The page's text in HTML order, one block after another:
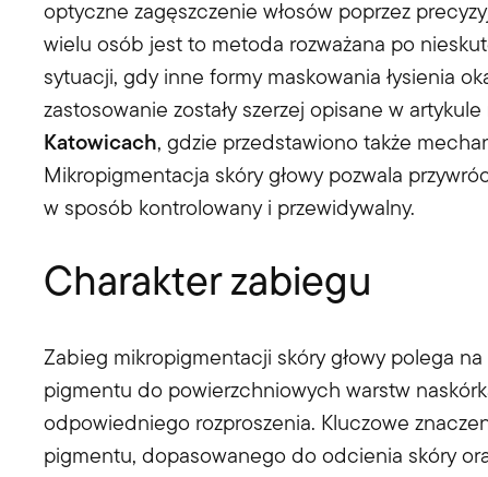
optyczne zagęszczenie włosów poprzez
wielu osób jest to metoda rozważana po
sytuacji, gdy inne formy maskowania łysienia
zastosowanie zostały szerzej opisane w artykule
Katowicach, gdzie przedstawiono także
Mikropigmentacja skóry głowy pozwala
w sposób kontrolowany i przewidywalny.
Charakter zabiegu
Zabieg mikropigmentacji skóry głowy polega
pigmentu do powierzchniowych warstw
odpowiedniego rozproszenia. Kluczowe
pigmentu, dopasowanego do odcienia skóry